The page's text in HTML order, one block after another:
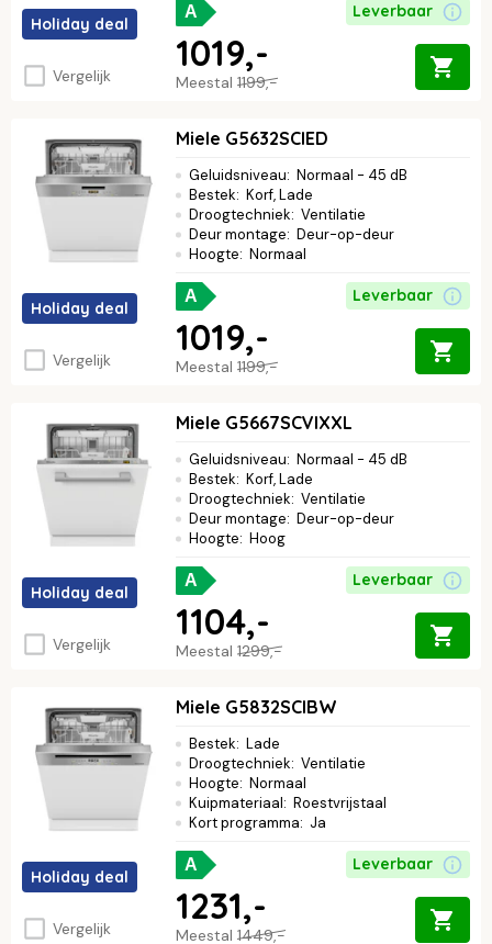
Holiday deal
Vergelijk
A Leverbaar
Meestal 1199,-
1019,-
Holiday deal
Vergelijk
Miele G5632SCIED
Geluidsniveau: Normaal - 45 dB
Bestek: Korf, Lade
Droogtechniek: Ventilatie
Deur montage: Deur-op-deur
Hoogte: Normaal
A Leverbaar
Meestal 1199,-
1019,-
Holiday deal
Vergelijk
Miele G5667SCVIXXL
Geluidsniveau: Normaal - 45 dB
Bestek: Korf, Lade
Droogtechniek: Ventilatie
Deur montage: Deur-op-deur
Hoogte: Hoog
A Leverbaar
Meestal 1299,-
1104,-
Holiday deal
Vergelijk
Miele G5832SCIBW
Bestek: Lade
Droogtechniek: Ventilatie
Hoogte: Normaal
Kuipmateriaal: Roestvrijstaal
Kort programma: Ja
A Leverbaar
Meestal 1449,-
1231,-